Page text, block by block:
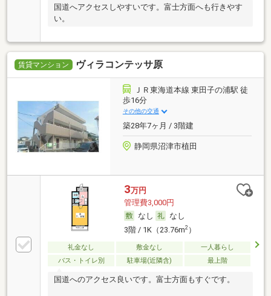
国道へアクセスしやすいです。富士方面へも行きやす
い。
賃貸マンション ヴィラコンテッサ原
ＪＲ東海道本線 東田子の浦駅 徒
歩16分
その他の交通
築28年7ヶ月 / 3階建
静岡県沼津市植田
3万円
管理費3,000円
なし
なし
3階 / 1K（23.76m2）
礼金なし 敷金なし
一人暮らし
バス・トイレ別
駐車場(近隣含) 最上階
国道へのアクセス良いです。富士方面もすぐです。